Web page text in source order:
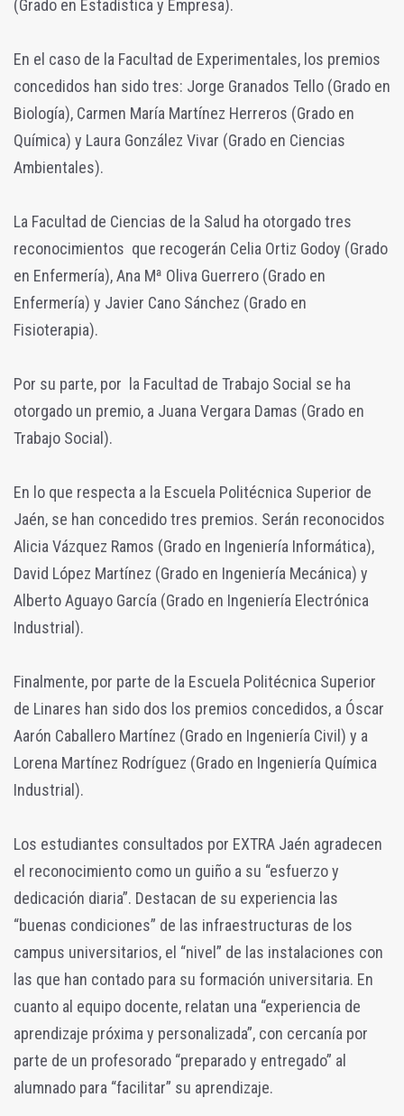
(Grado en Estadística y Empresa).
En el caso de la Facultad de Experimentales, los premios
concedidos han sido tres: Jorge Granados Tello (Grado en
Biología), Carmen María Martínez Herreros (Grado en
Química) y Laura González Vivar (Grado en Ciencias
Ambientales).
La Facultad de Ciencias de la Salud ha otorgado tres
reconocimientos que recogerán Celia Ortiz Godoy (Grado
en Enfermería), Ana Mª Oliva Guerrero (Grado en
Enfermería) y Javier Cano Sánchez (Grado en
Fisioterapia).
Por su parte, por la Facultad de Trabajo Social se ha
otorgado un premio, a Juana Vergara Damas (Grado en
Trabajo Social).
En lo que respecta a la Escuela Politécnica Superior de
Jaén, se han concedido tres premios. Serán reconocidos
Alicia Vázquez Ramos (Grado en Ingeniería Informática),
David López Martínez (Grado en Ingeniería Mecánica) y
Alberto Aguayo García (Grado en Ingeniería Electrónica
Industrial).
Finalmente, por parte de la Escuela Politécnica Superior
de Linares han sido dos los premios concedidos, a Óscar
Aarón Caballero Martínez (Grado en Ingeniería Civil) y a
Lorena Martínez Rodríguez (Grado en Ingeniería Química
Industrial).
Los estudiantes consultados por EXTRA Jaén agradecen
el reconocimiento como un guiño a su “esfuerzo y
dedicación diaria”. Destacan de su experiencia las
“buenas condiciones” de las infraestructuras de los
campus universitarios, el “nivel” de las instalaciones con
las que han contado para su formación universitaria. En
cuanto al equipo docente, relatan una “experiencia de
aprendizaje próxima y personalizada”, con cercanía por
parte de un profesorado “preparado y entregado” al
alumnado para “facilitar” su aprendizaje.